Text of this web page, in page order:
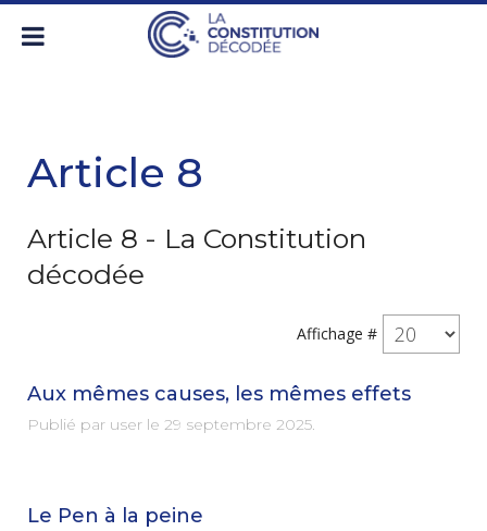
Article 8
Article 8 - La Constitution
décodée
Affichage #
Aux mêmes causes, les mêmes effets
Publié par user le 29 septembre 2025.
Le Pen à la peine